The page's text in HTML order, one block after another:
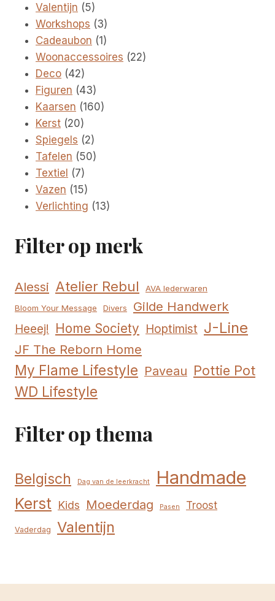
Valentijn 55
producten
Workshops 33
producten
Cadeaubon 1 1
product
Woonaccessoires 2222
Deco 4242
producten
Figuren 4343
producten
Kaarsen 160160
Kerst 2020
producten
Spiegels 22
producten
Tafelen 5050
Textiel 77
producten
Vazen 1515
producten
Verlichting 1313
Filter op merk
Alessi Atelier Rebul
AVA lederwaren
Bloom Your Message
Divers Gilde Handwerk
Heeej! Home Society Hoptimist J-Line
JF The Reborn Home
My Flame Lifestyle Paveau Pottie Pot
WD Lifestyle
Filter op thema
Belgisch Dag van de leerkracht Handmade
Kerst Kids Moederdag Pasen Troost
Vaderdag Valentijn